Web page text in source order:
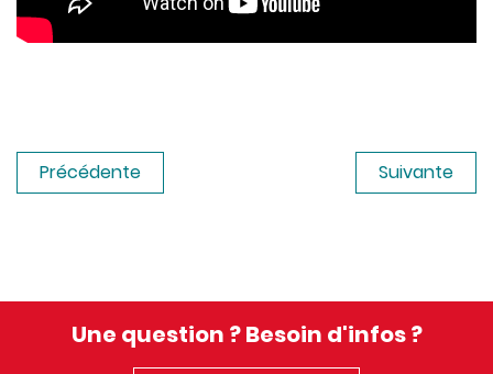
Précédente Suivante
Une question ? Besoin d'infos ?